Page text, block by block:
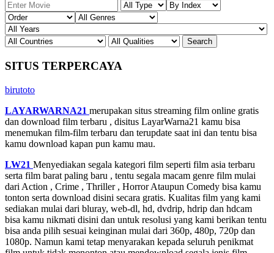
SITUS TERPERCAYA
birutoto
LAYARWARNA21 merupakan situs streaming film online gratis
dan download film terbaru , disitus LayarWarna21 kamu bisa
menemukan film-film terbaru dan terupdate saat ini dan tentu bisa
kamu download kapan pun kamu mau.
LW21 Menyediakan segala kategori film seperti film asia terbaru
serta film barat paling baru , tentu segala macam genre film mulai
dari Action , Crime , Thriller , Horror Ataupun Comedy bisa kamu
tonton serta download disini secara gratis. Kualitas film yang kami
sediakan mulai dari bluray, web-dl, hd, dvdrip, hdrip dan hdcam
bisa kamu nikmati disini dan untuk resolusi yang kami berikan tentu
bisa anda pilih sesuai keinginan mulai dari 360p, 480p, 720p dan
1080p. Namun kami tetap menyarakan kepada seluruh penikmat